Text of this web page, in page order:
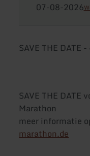
07-08-2026
SAVE THE DATE
SAVE THE DATE
Marathon
meer informatie
marathon.de